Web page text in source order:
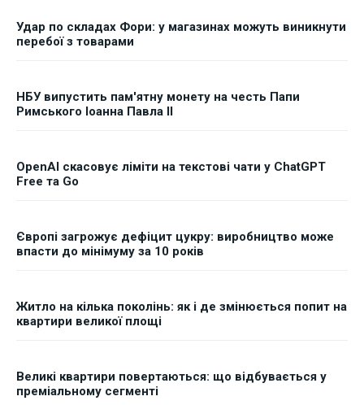
Удар по складах Фори: у магазинах можуть виникнути
перебої з товарами
НБУ випустить пам'ятну монету на честь Папи
Римського Іоанна Павла II
OpenAI скасовує ліміти на текстові чати у ChatGPT
Free та Go
Європі загрожує дефіцит цукру: виробництво може
впасти до мінімуму за 10 років
Житло на кілька поколінь: як і де змінюється попит на
квартири великої площі
Великі квартири повертаються: що відбувається у
преміальному сегменті